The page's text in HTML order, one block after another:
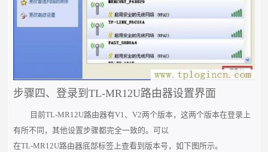
步骤四、登录到TL-MR12U路由器设置界面
目前TL-MR12U路由器有V1、V2两个版本，这两个版本在登录上
有所不同，其他设置步骤都完全一致的。可以
在TL-MR12U路由器底部标签上查看到版本号，如下图所示。